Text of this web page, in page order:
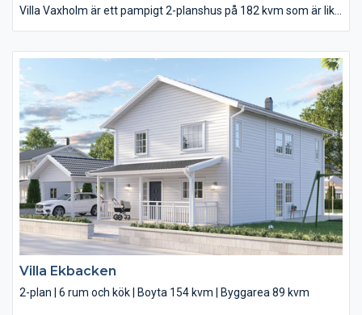
Villa Vaxholm är ett pampigt 2-planshus på 182 kvm som är lika
luftigt och stiligt hem att njuta av – både till vardags och till fest.
Kliv vidare in och det stora vardagsrummet öppnar sig, med en
elegant glasveranda med full takhöjd och helglasade
altandörrar som ger rummet ett härligt ljus känsla och gör det
lätt att njuta av såväl morgonkaffet som bjudmiddagarna. Här
finns ert moderna kök med köksö och rejält tilltaget förråd, med
plats för alla köksprylar du kan tänka dig. Övre plan är hela
familjens.
Villa Ekbacken
2-plan | 6 rum och kök | Boyta 154 kvm | Byggarea 89 kvm